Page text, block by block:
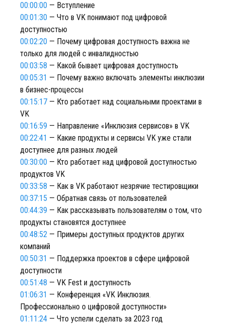
00:00:00 — Вступление
00:01:30 — Что в VK понимают под цифровой
доступностью
00:02:20 — Почему цифровая доступность важна не
только для людей с инвалидностью
00:03:58 — Какой бывает цифровая доступность
00:05:31 — Почему важно включать элементы инклюзии
в бизнес-процессы
00:15:17 — Кто работает над социальными проектами в
VK
00:16:59 — Направление «Инклюзия сервисов» в VK
00:22:41 — Какие продукты и сервисы VK уже стали
доступнее для разных людей
00:30:00 — Кто работает над цифровой доступностью
продуктов VK
00:33:58 — Как в VK работают незрячие тестировщики
00:37:15 — Обратная связь от пользователей
00:44:39 — Как рассказывать пользователям о том, что
продукты становятся доступнее
00:48:52 — Примеры доступных продуктов других
компаний
00:50:31 — Поддержка проектов в сфере цифровой
доступности
00:51:48 — VK Fest и доступность
01:06:31 — Конференция «VK Инклюзия.
Профессионально о цифровой доступности»
01:11:24 — Что успели сделать за 2023 год